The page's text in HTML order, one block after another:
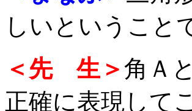
しいということ
＜先 生＞角Ａ
正確に表現して